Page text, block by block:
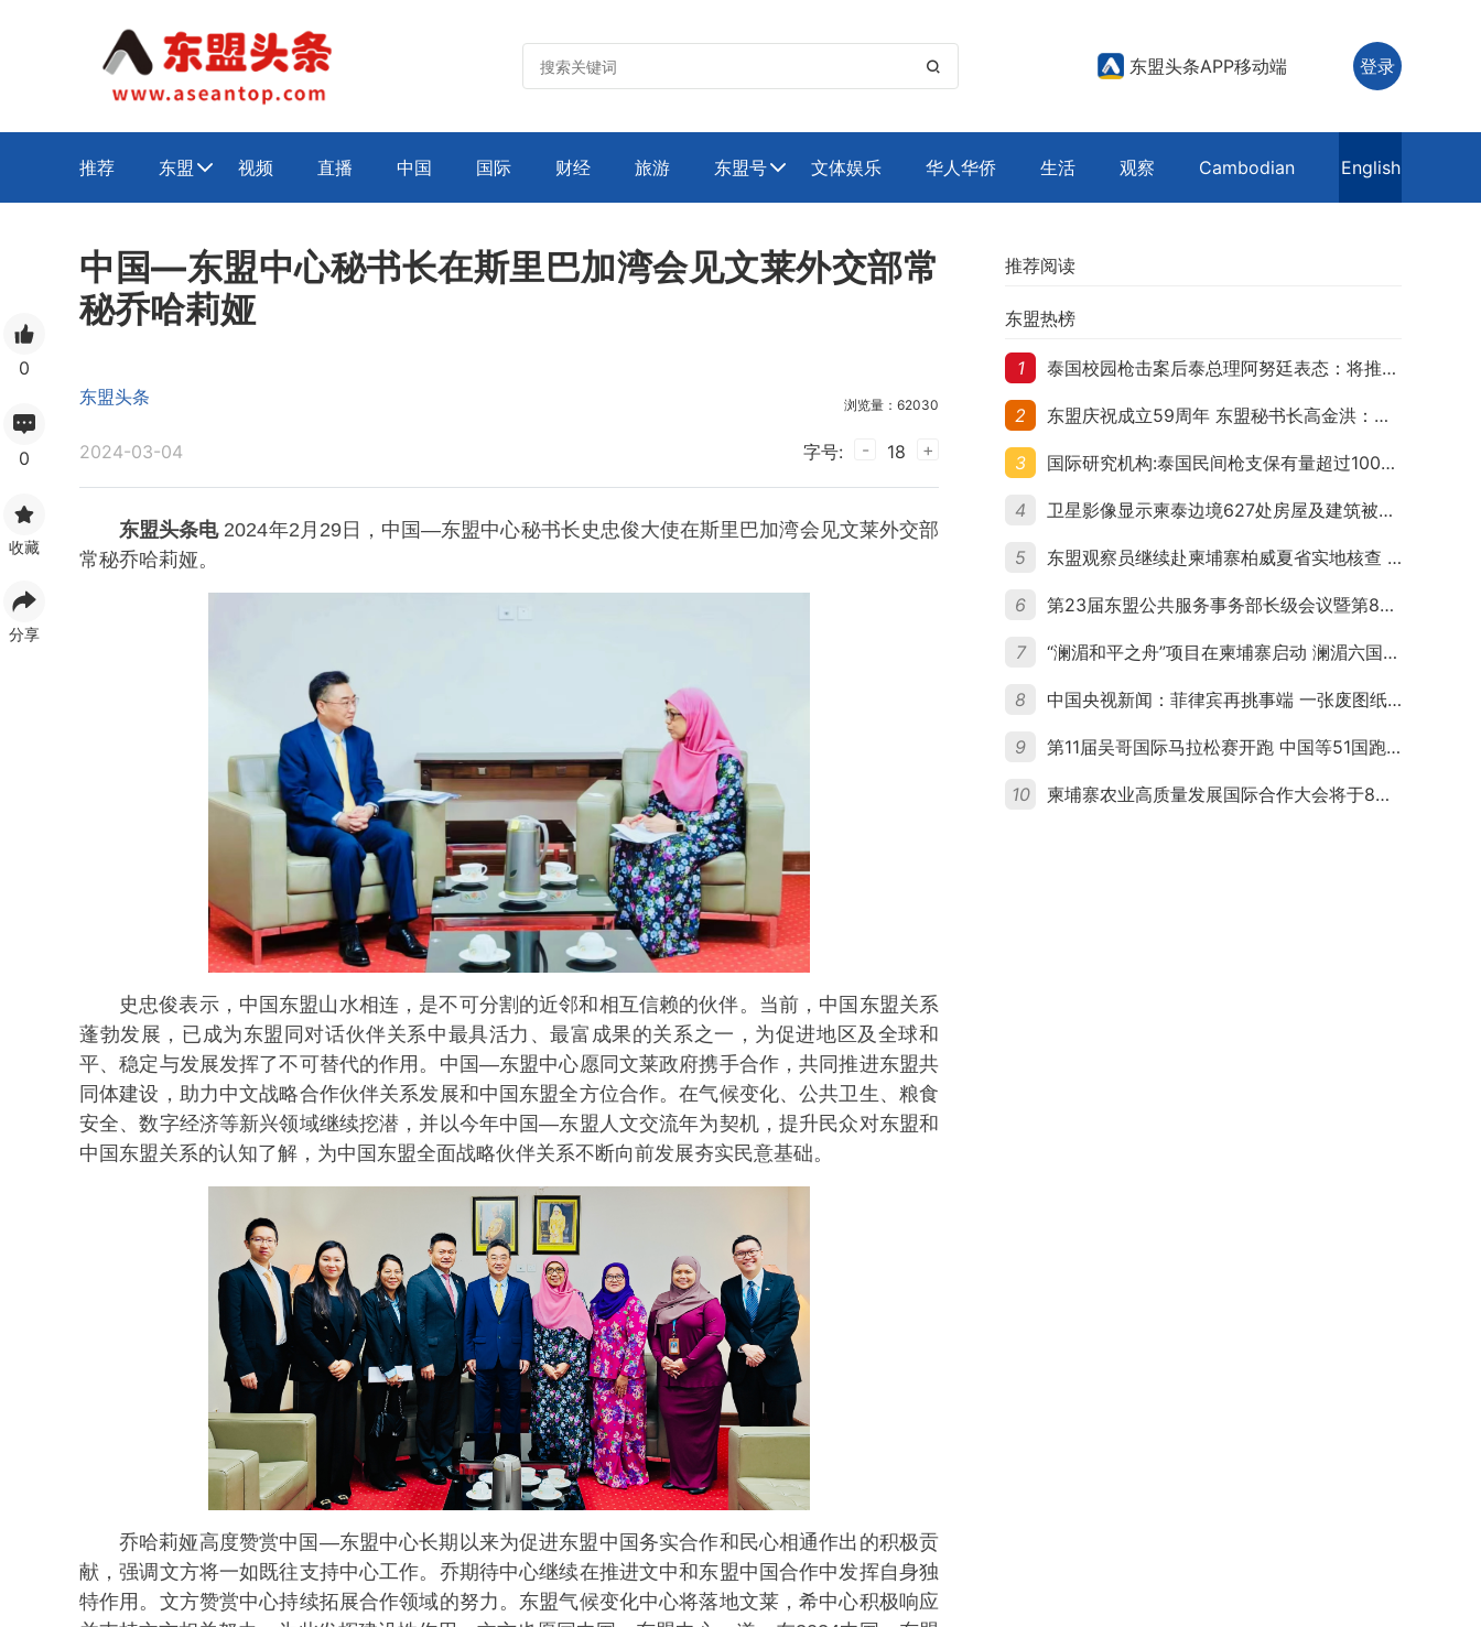
 东盟头条APP移动端 登录
推荐 东盟  视频 直播 中国 国际 财经 旅游 东盟号 文体娱乐 华人华侨 生活 观察 Cambodian English
0
0
收藏
分享
中国—东盟中心秘书长在斯里巴加湾会见文莱外交部常
秘乔哈莉娅
东盟头条 浏览量：62030
2024-03-04 字号: - 18 +
东盟头条电2024年2月29日，中国—东盟中心秘书长史忠俊大使在斯里巴加湾会见文莱外交部
常秘乔哈莉娅。
史忠俊表示，中国东盟山水相连，是不可分割的近邻和相互信赖的伙伴。当前，中国东盟关系
蓬勃发展，已成为东盟同对话伙伴关系中最具活力、最富成果的关系之一，为促进地区及全球和
平、稳定与发展发挥了不可替代的作用。 中国—东盟中心愿同文莱政府携手合作，共同推进东盟共
同体建设，助力中文战略合作伙伴关系发展和中国东盟全方位合作。在气候变化、公共卫生、粮食
安全、数字经济等新兴领域继续挖潜，并以今年中国—东盟人文交流年为契机，提升民众对东盟和
中国东盟关系的认知了解，为中国东盟全面战略伙伴关系不断向前发展夯实民意基础。
乔哈莉娅高度赞赏中国—东盟中心长期以来为促进东盟中国务实合作和民心相通作出的积极贡
献，强调文方将一如既往支持中心工作。乔期待中心继续在推进文中和东盟中国合作中发挥自身独
特作用。文方赞赏中心持续拓展合作领域的努力。东盟气候变化中心将落地文莱，希中心积极响应
推荐阅读
东盟热榜
1 泰国校园枪击案后泰总理阿努廷表态：将推动修法严控民众携枪
2 东盟庆祝成立59周年 东盟秘书长高金洪：加强团结合作应对跨国挑战
3 国际研究机构:泰国民间枪支保有量超过1000万 在东盟国家位居首位
4 卫星影像显示柬泰边境627处房屋及建筑被夷平 人权组织呼吁保护平民财产
5 东盟观察员继续赴柬埔寨柏威夏省实地核查 走访遭袭柬埔寨平民村庄
6 第23届东盟公共服务事务部长级会议暨第8届东盟与中日韩公共服务事务部长级会议在柬埔寨暹粒开幕
7 “澜湄和平之舟”项目在柬埔寨启动 澜湄六国青年共话和平与发展
8 中国央视新闻：菲律宾再挑事端 一张废图纸划不走中国黄岩岛
9 第11届吴哥国际马拉松赛开跑 中国等51国跑者齐聚暹粒
10 柬埔寨农业高质量发展国际合作大会将于8月20日举行